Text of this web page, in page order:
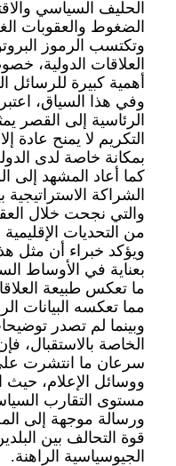
الحليف السياسي
الضغوط والعقوبات
وتكتسب الرموز
العلاقات الدولية،
أهمية كبيرة للرسائل
وفي هذا السياق،
الرئاسية إلى القصر
التكريم لا يمنح
بمكانة خاصة لدى
كما أعاد المشهد إلى
الشراكة الاستراتيجية
والتي نجحت خلال
من التحديات الإقليمية
ويؤكد خبراء أن مثل
بعناية في الأوساط
ما تعكس طبيعة
مما تعكسه البيانات
وبينما لم تصدر
الخاصة بالاستقبال،
سرعان ما انتشرت
ووسائل الإعلام،
مستوى التقارب
ورسالة موجهة إلى
قوة التحالف بين
الجيوسياسية الراهنة.